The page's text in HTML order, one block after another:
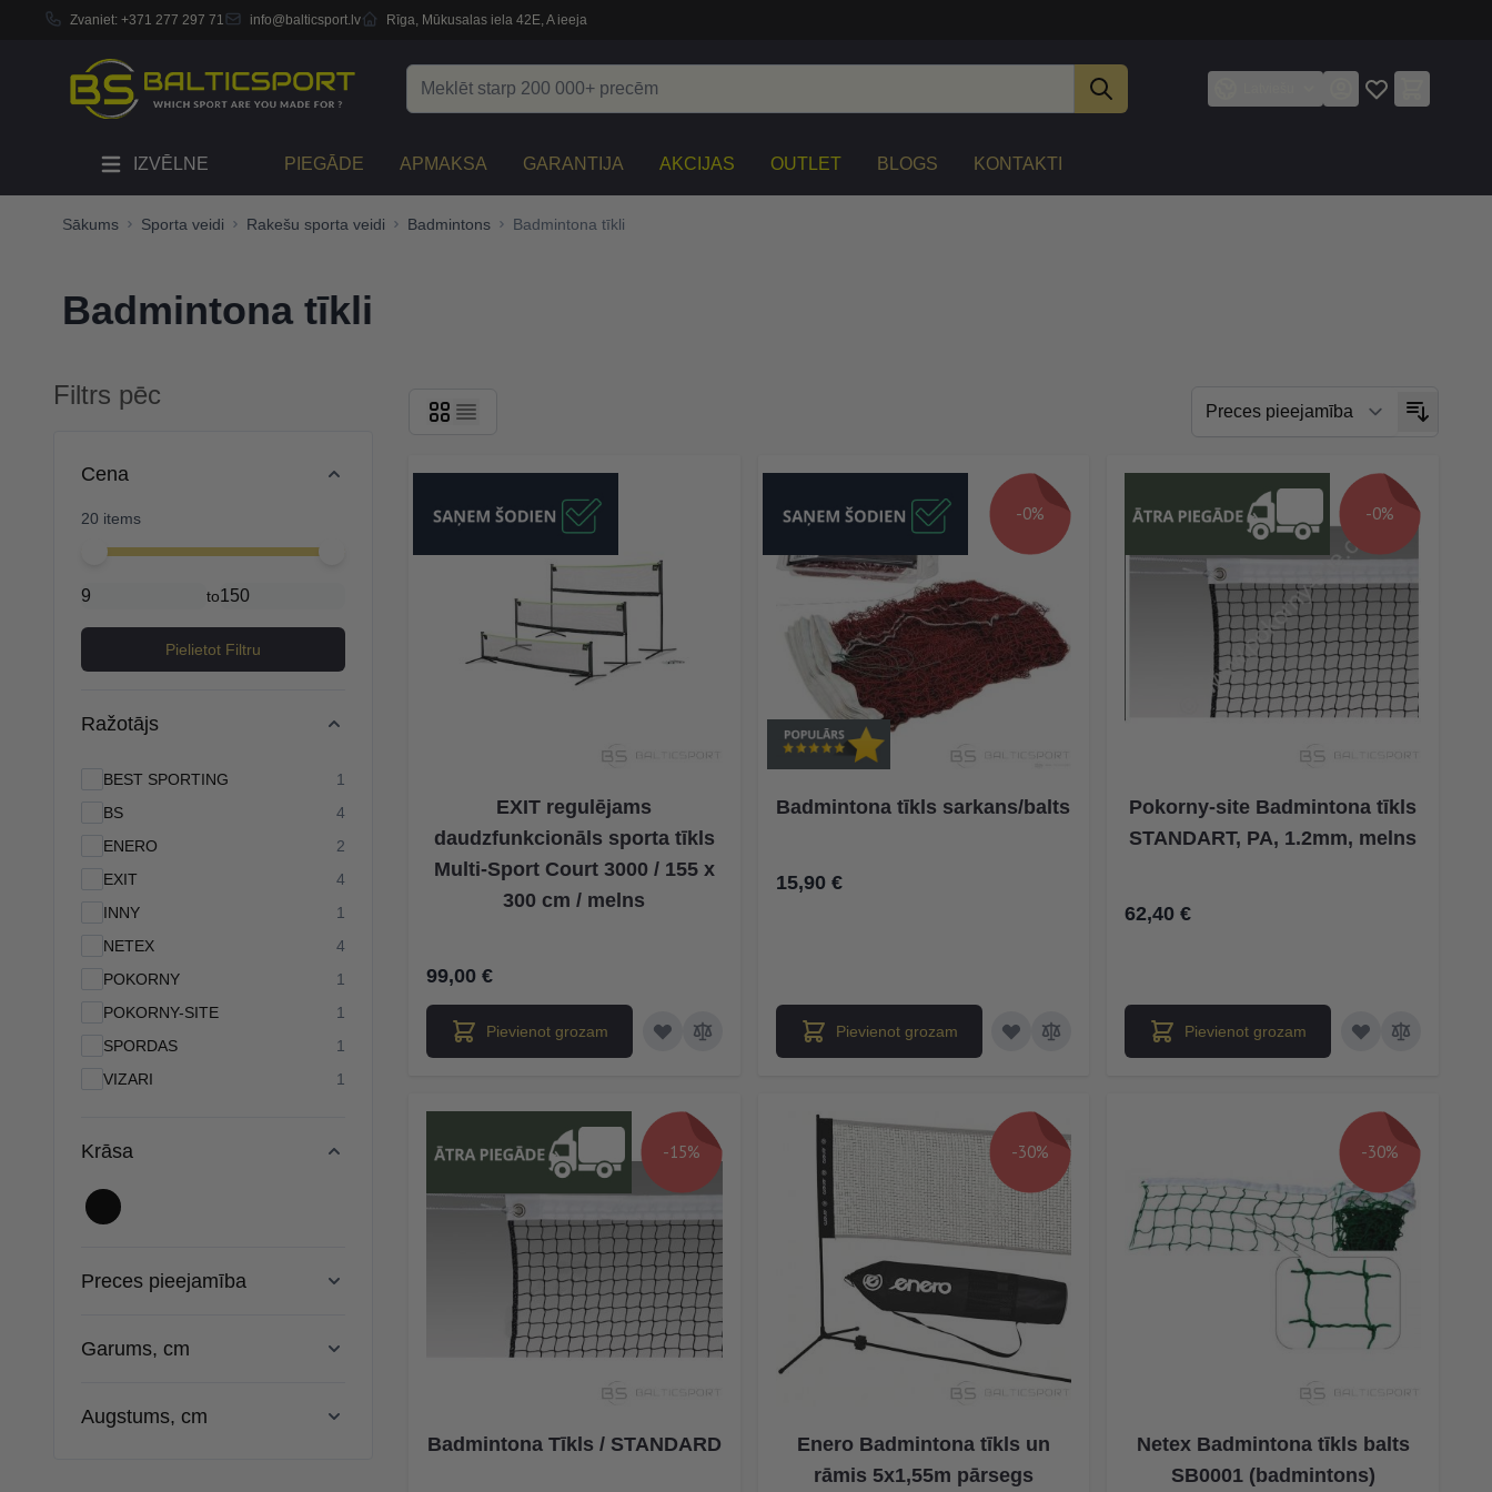
Zvaniet: +371 277 297 71 info@balticsport.lv Rīga, Mūkusalas iela 42E, A ieeja
IZVĒLNE PIEGĀDE APMAKSA GARANTIJA AKCIJAS OUTLET BLOGS KONTAKTI
Sākums Sporta veidi Rakešu sporta veidi Badmintons Badmintona tīkli
Badmintona tīkli
Filtrs pēc
Cena
20 items
Minimal price
Maximum price
to
Pielietot Filtru
Ražotājs
BEST SPORTING 1
BS
4
ENERO
2 products available
EXIT
4 products available
INNY
1
NETEX
4
POKORNY
1
products available
POKORNY-SITE
1
products available
SPORDAS
1
products available
VIZARI
1
Krāsa
Preces pieejamība
Garums, cm
Augstums, cm
EXIT regulējams
daudzfunkcionāls sporta tīkls
Multi-Sport Court 3000 / 155 x
300 cm / melns
99,00 €
Pievienot grozam
-0%
Badmintona tīkls sarkans/balts
15,90 €
Pievienot grozam
-0%
Pokorny-site Badmintona tīkls
STANDART, PA, 1.2mm, melns
62,40 €
Pievienot grozam
-15%
Badmintona Tīkls / STANDARD
-30%
Enero Badmintona tīkls un
rāmis 5x1,55m pārsegs
-30%
Netex Badmintona tīkls balts
SB0001 (badmintons)